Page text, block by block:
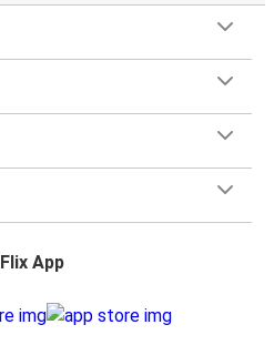
Flix App